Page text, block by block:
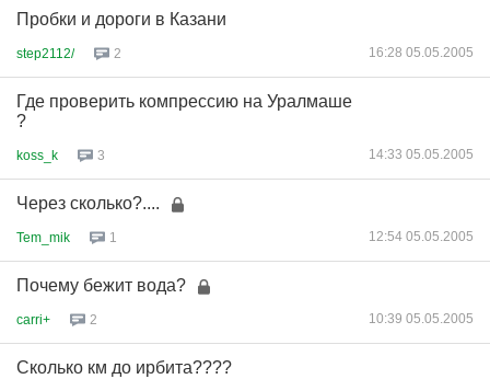
Пробки и дороги в Казани
step2112/ 2 16:28 05.05.2005
Где проверить компрессию на Уралмаше
?
koss_k 3 14:33 05.05.2005
Через сколько?....
Tem_mik 1 12:54 05.05.2005
Почему бежит вода?
carri+ 2 10:39 05.05.2005
Сколько км до ирбита????